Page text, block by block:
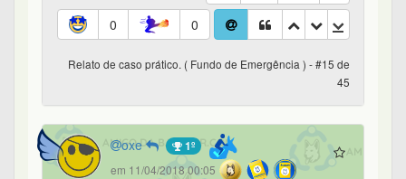
0
0
Relato de caso prático. ( Fundo de Emergência ) - #15 de
45
oxe 1º
em 11/04/2018 00:05